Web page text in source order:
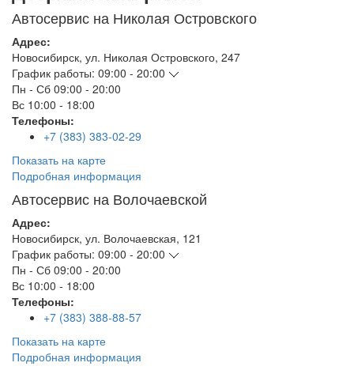
Автосервис на Николая Островского
Адрес:
Новосибирск, ул. Николая Островского, 247
График работы: 09:00 - 20:00
Пн - Сб 09:00 - 20:00
Вс 10:00 - 18:00
Телефоны:
+7 (383) 383-02-29
Показать на карте
Подробная информация
Автосервис на Волочаевской
Адрес:
Новосибирск, ул. Волочаевская, 121
График работы: 09:00 - 20:00
Пн - Сб 09:00 - 20:00
Вс 10:00 - 18:00
Телефоны:
+7 (383) 388-88-57
Показать на карте
Подробная информация